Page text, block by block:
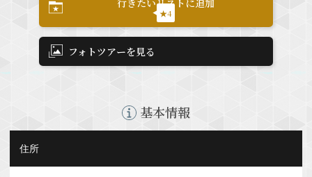
★4
フォトツアーを見る
基本情報
住所